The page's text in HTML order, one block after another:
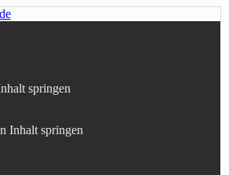
done.de
Sony
springen
Inhalt springen